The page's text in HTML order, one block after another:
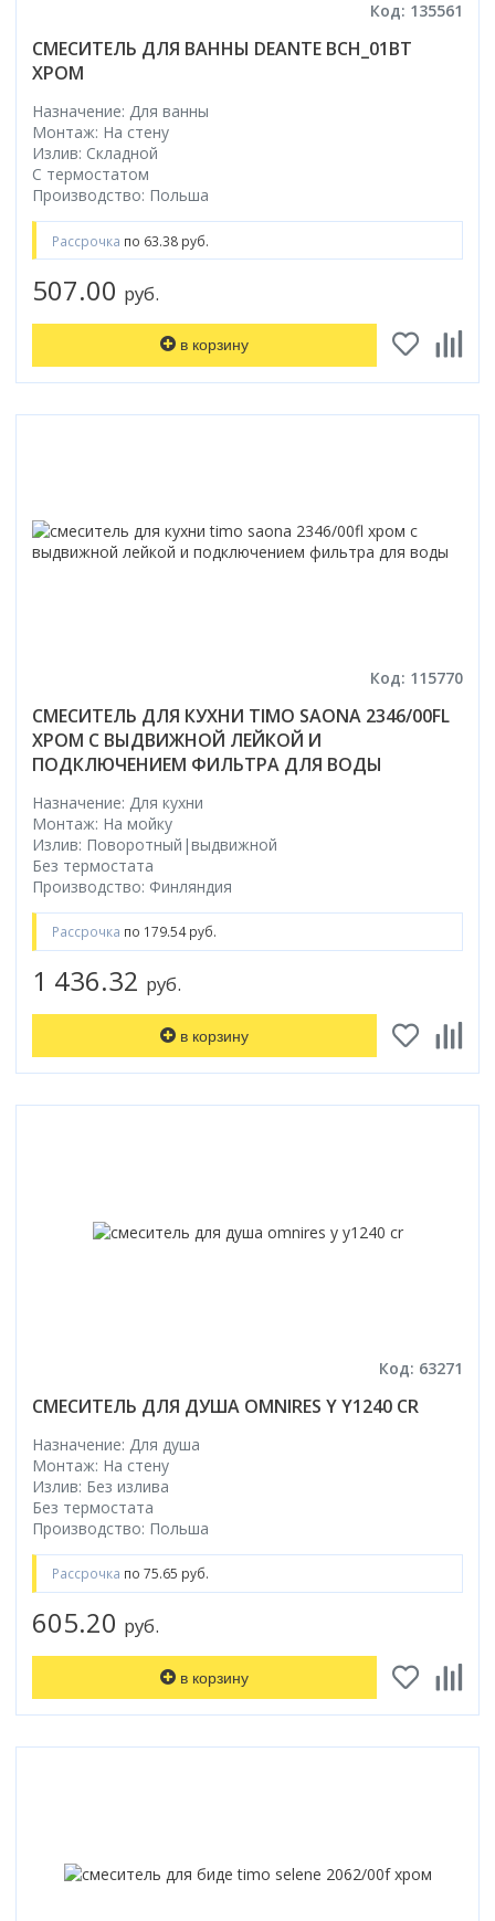
Код: 135561
СМЕСИТЕЛЬ ДЛЯ ВАННЫ DEANTE BCH_01BT
ХРОМ
Назначение: Для ванны
Монтаж: На стену
Излив: Складной
С термостатом
Производство: Польша
Рассрочка по 63.38 руб.
507.00 руб.
в корзину
Код: 115770
СМЕСИТЕЛЬ ДЛЯ КУХНИ TIMO SAONA 2346/00FL
ХРОМ С ВЫДВИЖНОЙ ЛЕЙКОЙ И
ПОДКЛЮЧЕНИЕМ ФИЛЬТРА ДЛЯ ВОДЫ
Назначение: Для кухни
Монтаж: На мойку
Излив: Поворотный|выдвижной
Без термостата
Производство: Финляндия
Рассрочка по 179.54 руб.
1 436.32 руб.
в корзину
Код: 63271
СМЕСИТЕЛЬ ДЛЯ ДУША OMNIRES Y Y1240 CR
Назначение: Для душа
Монтаж: На стену
Излив: Без излива
Без термостата
Производство: Польша
Рассрочка по 75.65 руб.
605.20 руб.
в корзину